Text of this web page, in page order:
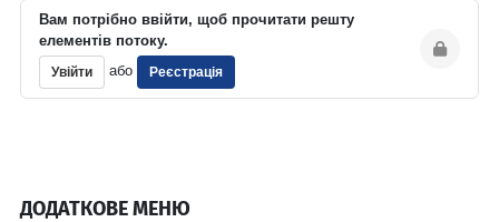
Вам потрібно ввійти, щоб прочитати решту
елементів потоку.
Увійти або Реєстрація
ДОДАТКОВЕ МЕНЮ